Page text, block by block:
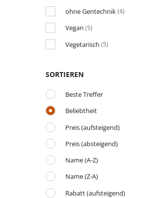
ohne Gentechnik(4)
Vegan (5)
Vegetarisch (5)
SORTIEREN
Beste Treffer
Beliebtheit
Preis (aufsteigend)
Preis (absteigend)
Name (A-Z)
Name (Z-A)
Rabatt (aufsteigend)